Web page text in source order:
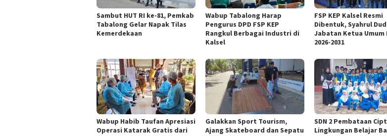
Sambut HUT RI ke-81, Pemkab
Tabalong Gelar Napak Tilas
Kemerdekaan
Wabup Tabalong Harap
Pengurus DPD FSP KEP
Rangkul Berbagai Industri di
Kalsel
FSP KEP Kalsel Resmi
Dibentuk, Syahrul
Jabatan Ketua Umum
2026-2031
Wabup Habib Taufan Apresiasi
Operasi Katarak Gratis dari
Galakkan Sport Tourism,
Ajang Skateboard dan Sepatu
SDN 2 Pembataan
Lingkungan Belajar